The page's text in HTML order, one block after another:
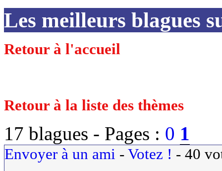
Les meilleurs blagues
Retour à l'accueil
Retour à la liste des thèmes
17 blagues - Pages : 0 1
Envoyer à un ami - Votez ! - 40